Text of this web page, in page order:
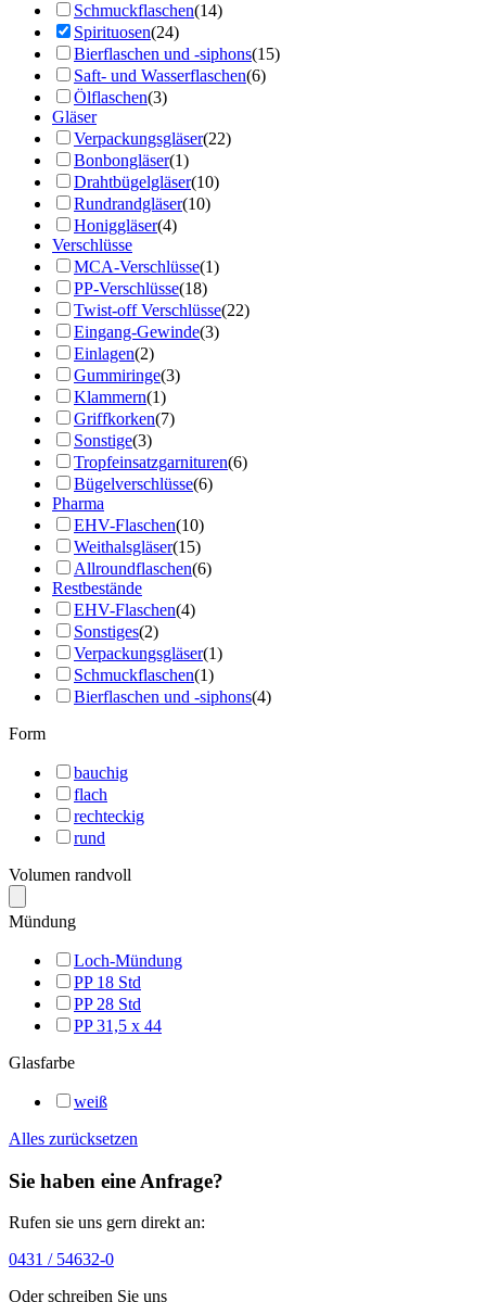
Schmuckflaschen(14)
Spirituosen(24)
Bierflaschen und -siphons(15)
Saft- und Wasserflaschen(6)
Ölflaschen(3)
Gläser
Verpackungsgläser(22)
Bonbongläser(1)
Drahtbügelgläser(10)
Rundrandgläser(10)
Honiggläser(4)
Verschlüsse
MCA-Verschlüsse(1)
PP-Verschlüsse(18)
Twist-off Verschlüsse(22)
Eingang-Gewinde(3)
Einlagen(2)
Gummiringe(3)
Klammern(1)
Griffkorken(7)
Sonstige(3)
Tropfeinsatzgarnituren(6)
Bügelverschlüsse(6)
Pharma
EHV-Flaschen(10)
Weithalsgläser(15)
Allroundflaschen(6)
Restbestände
EHV-Flaschen(4)
Sonstiges(2)
Verpackungsgläser(1)
Schmuckflaschen(1)
Bierflaschen und -siphons(4)
Form
bauchig
flach
rechteckig
rund
Volumen randvoll
Mündung
Loch-Mündung
PP 18 Std
PP 28 Std
PP 31,5 x 44
Glasfarbe
weiß
Alles zurücksetzen
Sie haben eine Anfrage?
Rufen sie uns gern direkt an:
0431 / 54632-0
Oder schreiben Sie uns